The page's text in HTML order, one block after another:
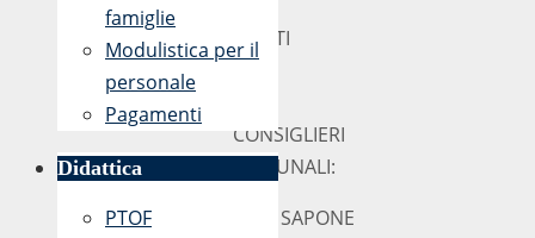
ELETTI
CONSIGLIERI
COMUNALI:
SAPONE
famiglie
Modulistica per il
personale
Pagamenti
Didattica
PTOF